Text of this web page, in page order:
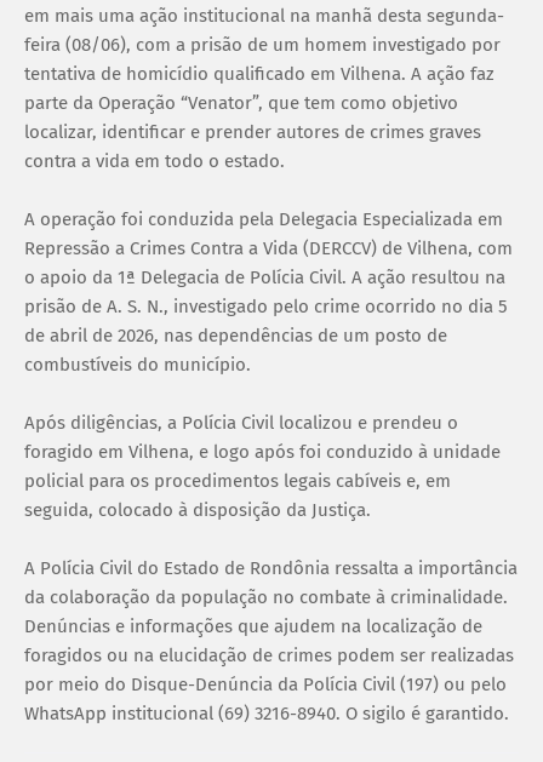
em mais uma ação institucional na manhã desta segunda-
feira (08/06), com a prisão de um homem investigado por
tentativa de homicídio qualificado em Vilhena. A ação faz
parte da Operação “Venator”, que tem como objetivo
localizar, identificar e prender autores de crimes graves
contra a vida em todo o estado.
A operação foi conduzida pela Delegacia Especializada em
Repressão a Crimes Contra a Vida (DERCCV) de Vilhena, com
o apoio da 1ª Delegacia de Polícia Civil. A ação resultou na
prisão de A. S. N., investigado pelo crime ocorrido no dia 5
de abril de 2026, nas dependências de um posto de
combustíveis do município.
Após diligências, a Polícia Civil localizou e prendeu o
foragido em Vilhena, e logo após foi conduzido à unidade
policial para os procedimentos legais cabíveis e, em
seguida, colocado à disposição da Justiça.
A Polícia Civil do Estado de Rondônia ressalta a importância
da colaboração da população no combate à criminalidade.
Denúncias e informações que ajudem na localização de
foragidos ou na elucidação de crimes podem ser realizadas
por meio do Disque-Denúncia da Polícia Civil (197) ou pelo
WhatsApp institucional (69) 3216-8940. O sigilo é garantido.